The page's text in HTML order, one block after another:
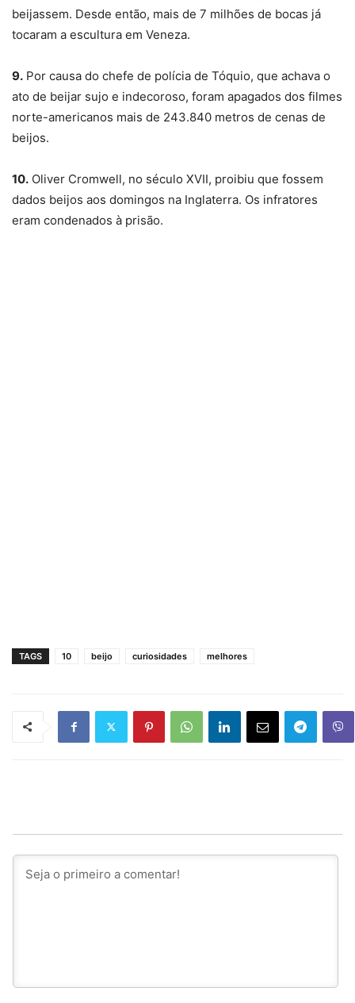
beijassem. Desde então, mais de 7 milhões de bocas já
tocaram a escultura em Veneza.
9. Por causa do chefe de polícia de Tóquio, que achava o
ato de beijar sujo e indecoroso, foram apagados dos filmes
norte-americanos mais de 243.840 metros de cenas de
beijos.
10. Oliver Cromwell, no século XVII, proibiu que fossem
dados beijos aos domingos na Inglaterra. Os infratores
eram condenados à prisão.
TAGS 10 beijo curiosidades melhores